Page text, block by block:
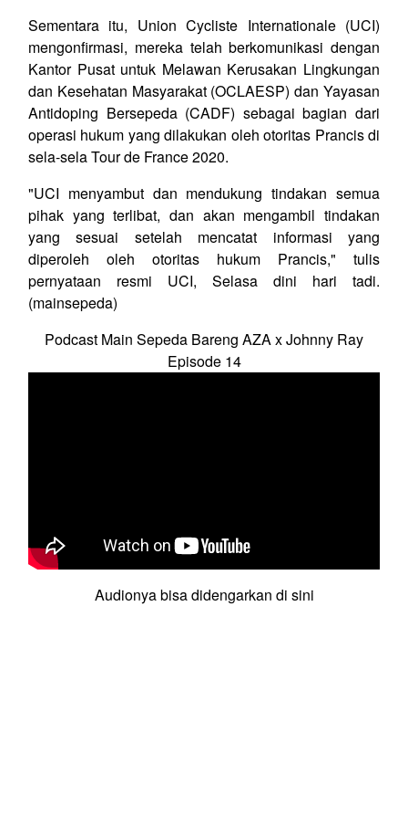
Sementara itu, Union Cycliste Internationale (UCI)
mengonfirmasi, mereka telah berkomunikasi dengan
Kantor Pusat untuk Melawan Kerusakan Lingkungan
dan Kesehatan Masyarakat (OCLAESP) dan Yayasan
Antidoping Bersepeda (CADF) sebagai bagian dari
operasi hukum yang dilakukan oleh otoritas Prancis di
sela-sela Tour de France 2020.
"UCI menyambut dan mendukung tindakan semua
pihak yang terlibat, dan akan mengambil tindakan
yang sesuai setelah mencatat informasi yang
diperoleh oleh otoritas hukum Prancis," tulis
pernyataan resmi UCI, Selasa dini hari tadi.
(mainsepeda)
Podcast Main Sepeda Bareng AZA x Johnny Ray
Episode 14
Audionya bisa didengarkan di sini